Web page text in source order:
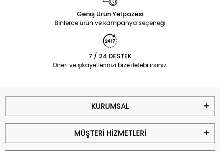
Geniş Ürün Yelpazesi
Binlerce ürün ve kampanya seçeneği
7 / 24 DESTEK
Öneri ve şikayetlerinizi bize iletebilirsiniz.
KURUMSAL
MÜŞTERİ HİZMETLERİ